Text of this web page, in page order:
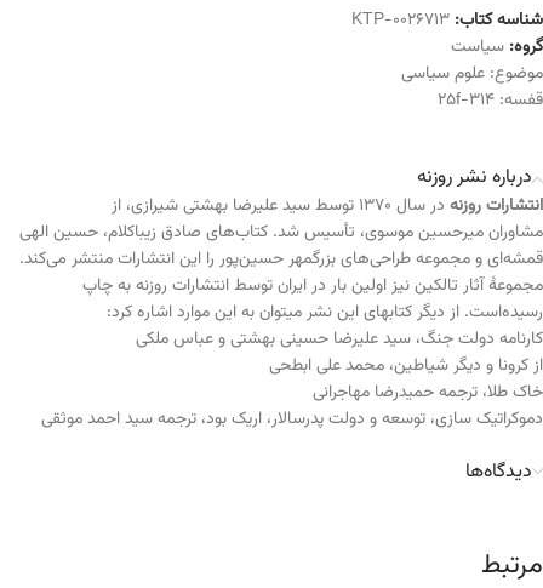
شناسه کتاب: KTP-0026713
گروه: سیاست
موضوع: علوم سیاسی
قفسه: 314-25f
درباره نشر روزنه
انتشارات روزنه
در سال ۱۳۷۰ توسط سید علیرضا بهشتی شیرازی، از
مشاوران میرحسین موسوی، تأسیس شد. کتاب‌های صادق زیباکلام، حسین الهی
قمشه‌ای و مجموعه طراحی‌های بزرگمهر حسین‌پور را این انتشارات منتشر می‌کند.
مجموعهٔ آثار تالکین نیز اولین بار در ایران توسط انتشارات روزنه به چاپ
رسیده‌است. از دیگر کتابهای این نشر میتوان به این موارد اشاره کرد:
کارنامه دولت جنگ، سید علیرضا حسینی بهشتی و عباس ملکی
از کرونا و دیگر شیاطین، محمد علی ابطحی
خاک طلا، ترجمه حمیدرضا مهاجرانی
دموکراتیک سازی، توسعه و دولت پدرسالار، اریک بود، ترجمه سید احمد موثقی
دیدگاه‌ها
مرتبط